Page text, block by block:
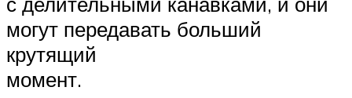
могут передавать больший
крутящий
момент.